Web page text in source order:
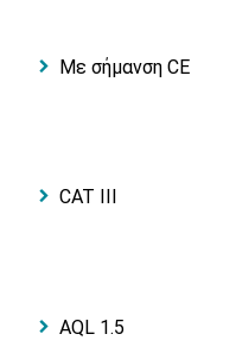
Με σήμανση CE
CAT III
AQL 1.5